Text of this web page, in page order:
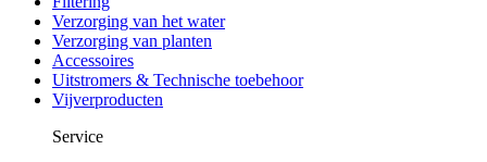
Verzorging van het water
Verzorging van planten
Accessoires
Uitstromers & Technische toebehoor
Vijverproducten
Service